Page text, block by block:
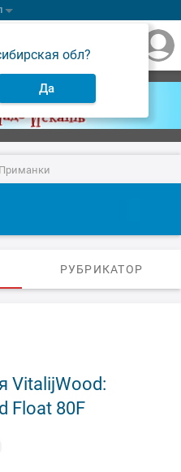
обл?
Да
Приманки
РУБРИКАТОР
VitalijWood:
Float 80F